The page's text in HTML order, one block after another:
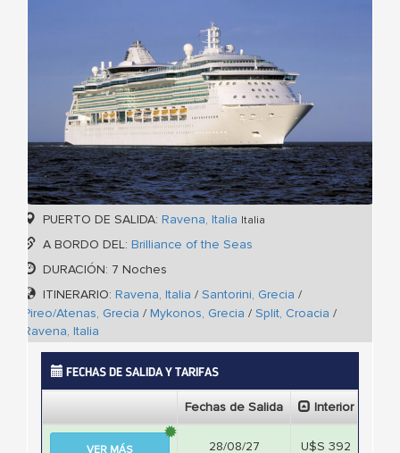
PUERTO DE SALIDA: Ravena, Italia Italia
A BORDO DEL: Brilliance of the Seas
DURACIÓN: 7 Noches
ITINERARIO: Ravena, Italia / Santorini, Grecia /
Pireo/Atenas, Grecia / Mykonos, Grecia / Split, Croacia /
Ravena, Italia
FECHAS DE SALIDA Y TARIFAS
Fechas de Salida Interior
VER MÁS 28/08/27 U$S 392